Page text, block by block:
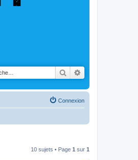
Rechercher
Connexion
10 sujets • Page 1 sur 1